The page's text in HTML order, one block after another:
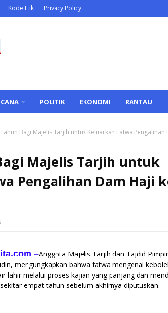
Kode Etik Privacy Policy
POLITIK EKONOMI RANTAU
Bagi Majelis Tarjih untuk Keluarkan Fatwa Pengalihan
Majelis Tarjih untuk
Pengalihan Dam Haji
–Anggota Majelis Tarjih dan Tajdid
mengungkapkan bahwa fatwa mengenai
lahir melalui proses kajian yang panjang dan
empat tahun sebelum akhirnya diputuskan.